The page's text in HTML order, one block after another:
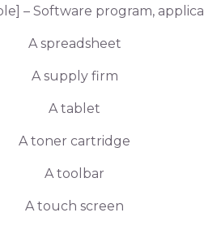
– Software program,
A spreadsheet
A supply firm
A tablet
A toner cartridge
A toolbar
A touch screen